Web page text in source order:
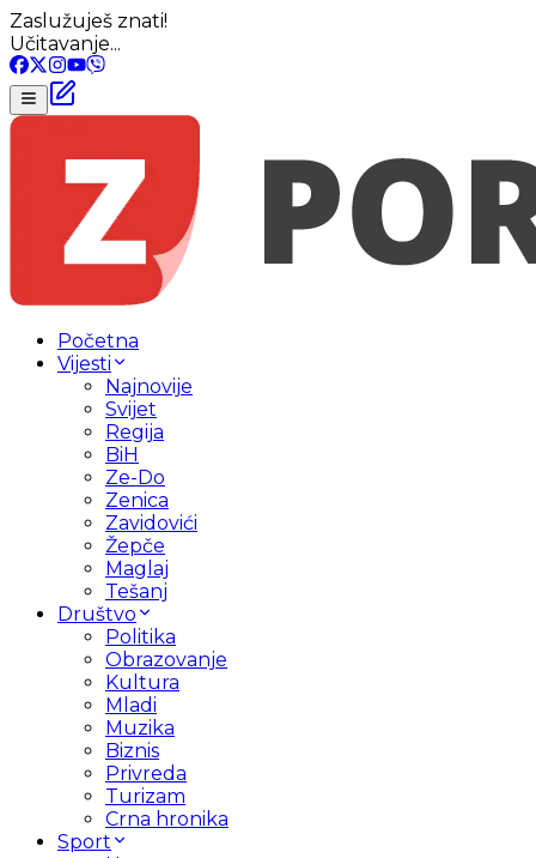
Zaslužuješ znati!
Učitavanje...
Početna
Vijesti
Najnovije
Svijet
Regija
BiH
Ze-Do
Zenica
Zavidovići
Žepče
Maglaj
Tešanj
Društvo
Politika
Obrazovanje
Kultura
Mladi
Muzika
Biznis
Privreda
Turizam
Crna hronika
Sport